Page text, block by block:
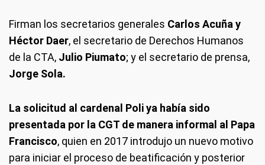
Firman los secretarios generales Carlos Acuña y
Héctor Daer, el secretario de Derechos Humanos
de la CTA, Julio Piumato; y el secretario de prensa,
Jorge Sola.
La solicitud al cardenal Poli ya había sido
presentada por la CGT de manera informal al Papa
Francisco, quien en 2017 introdujo un nuevo motivo
para iniciar el proceso de beatificación y posterior